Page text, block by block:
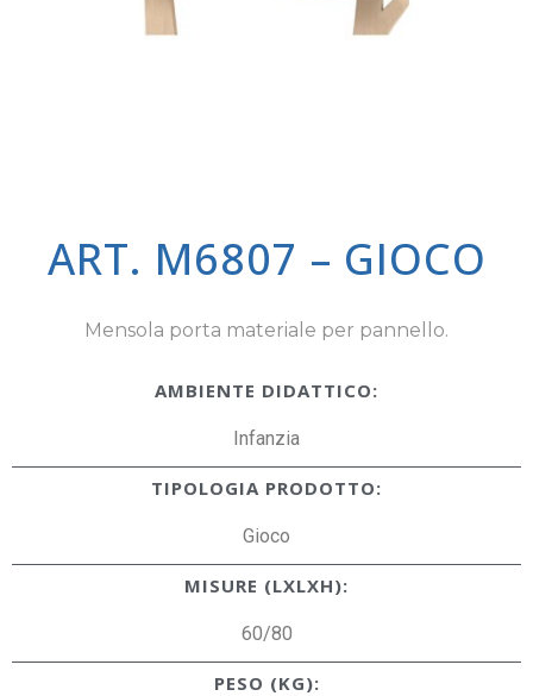
ART. M6807 – GIOCO
Mensola porta materiale per pannello.
AMBIENTE DIDATTICO:
Infanzia
TIPOLOGIA PRODOTTO:
Gioco
MISURE (LXLXH):
60/80
PESO (KG):